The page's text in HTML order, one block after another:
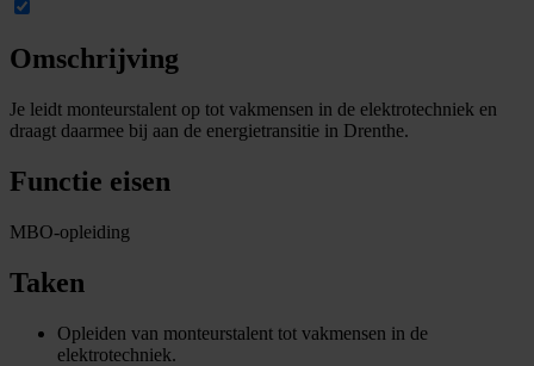
Omschrijving
Je leidt monteurstalent op tot vakmensen in de elektrotechniek en
draagt daarmee bij aan de energietransitie in Drenthe.
Functie eisen
MBO-opleiding
Taken
Opleiden van monteurstalent tot vakmensen in de
elektrotechniek.